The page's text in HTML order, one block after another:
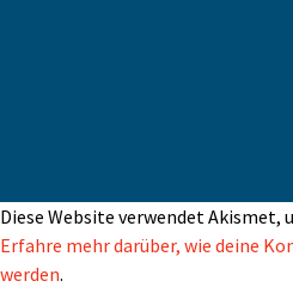
Diese Website verwendet Akismet,
Erfahre mehr darüber, wie deine
werden.